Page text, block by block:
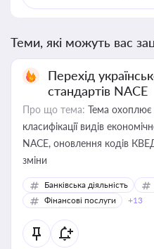
Теми, які можуть вас
Перехід
стандартів NACE
Про що тема: Тема охоплює
класифікації видів
NACE, оновлення кодів
зміни
Банківська діяльність
Фінансові послуги
+13